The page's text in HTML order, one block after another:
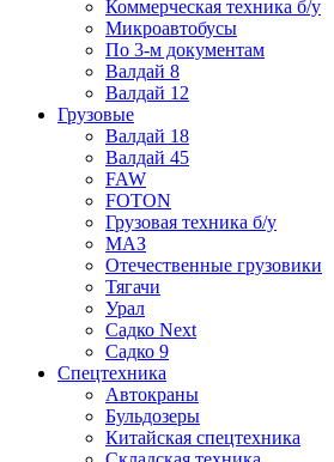
Коммерческая техника б/у
Микроавтобусы
По 3-м документам
Валдай 8
Валдай 12
Грузовые
Валдай 18
Валдай 45
FAW
FOTON
Грузовая техника б/у
МАЗ
Отечественные грузовики
Тягачи
Урал
Садко Next
Садко 9
Спецтехника
Автокраны
Бульдозеры
Китайская спецтехника